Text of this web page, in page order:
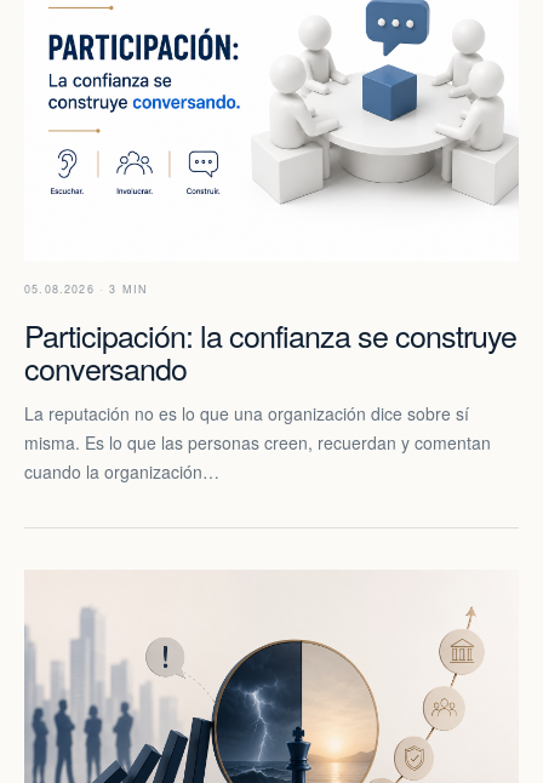
05.08.2026 · 3 MIN
Participación: la confianza se construye
conversando
La reputación no es lo que una organización dice sobre sí
misma. Es lo que las personas creen, recuerdan y comentan
cuando la organización…